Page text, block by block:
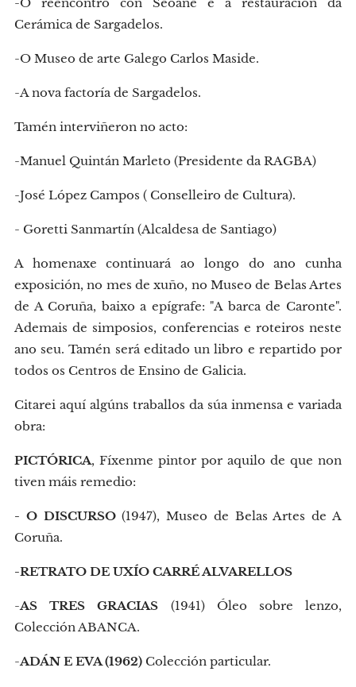
Cerámica de Sargadelos.
-O Museo de arte Galego Carlos Maside.
-A nova factoría de Sargadelos.
Tamén interviñeron no acto:
-Manuel Quintán Marleto (Presidente da RAGBA)
-José López Campos ( Conselleiro de Cultura).
- Goretti Sanmartín (Alcaldesa de Santiago)
A homenaxe continuará ao longo do ano cunha
exposición, no mes de xuño, no Museo de Belas Artes
de A Coruña, baixo a epígrafe: "A barca de Caronte".
Ademais de simposios, conferencias e roteiros neste
ano seu. Tamén será editado un libro e repartido por
todos os Centros de Ensino de Galicia.
Citarei aquí algúns traballos da súa inmensa e variada
obra:
PICTÓRICA, Fíxenme pintor por aquilo de que non
tiven máis remedio:
- O DISCURSO(1947), Museo de Belas Artes de A
Coruña.
-RETRATO DE UXÍO CARRÉ ALVARELLOS
-AS TRES GRACIAS (1941) Óleo sobre lenzo,
Colección ABANCA.
-ADÁN E EVA (1962) Colección particular.